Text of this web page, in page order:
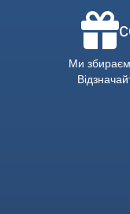
Ми